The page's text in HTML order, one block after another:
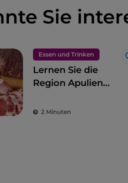
Sie
Essen und Trinken
Lernen Sie die
Region Apulien
Gino Sorbillo
2 Minuten